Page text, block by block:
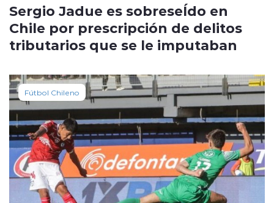
Sergio Jadue es sobreseÍdo en
Chile por prescripción de delitos
tributarios que se le imputaban
Fútbol Chileno